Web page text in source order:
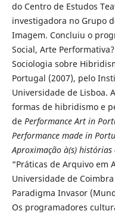
do Centro de Estudos
investigadora no Grupo
Imagem. Concluiu o
Social, Arte
Sociologia sobre
Portugal (2007), pelo
Universidade de Lisboa.
formas de hibridismo e
de Performance Art in
Performance made in
Aproximação à(s)
“Práticas de Arquivo em
Universidade de
Paradigma Invasor
Os programadores